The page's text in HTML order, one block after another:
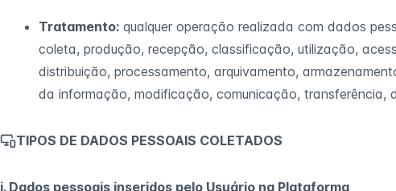
Tratamento: qualquer operação realizada com dados
coleta, produção, recepção, classificação, utilização,
distribuição, processamento, arquivamento,
da informação, modificação, comunicação, transferência,
TIPOS DE DADOS PESSOAIS COLETADOS
i. Dados pessoais inseridos pelo Usuário na Plataforma